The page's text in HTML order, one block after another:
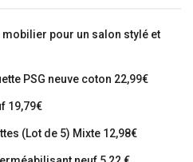
pour un salon stylé et
PSG neuve coton 22,99€
19,79€
(Lot de 5) Mixte 12,98€